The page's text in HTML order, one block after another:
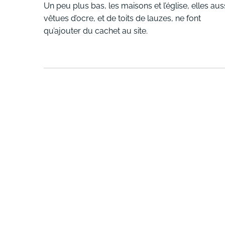
Un peu plus bas, les maisons et l’église, elles
vêtues d’ocre, et de toits de lauzes, ne font
qu’ajouter du cachet au site.